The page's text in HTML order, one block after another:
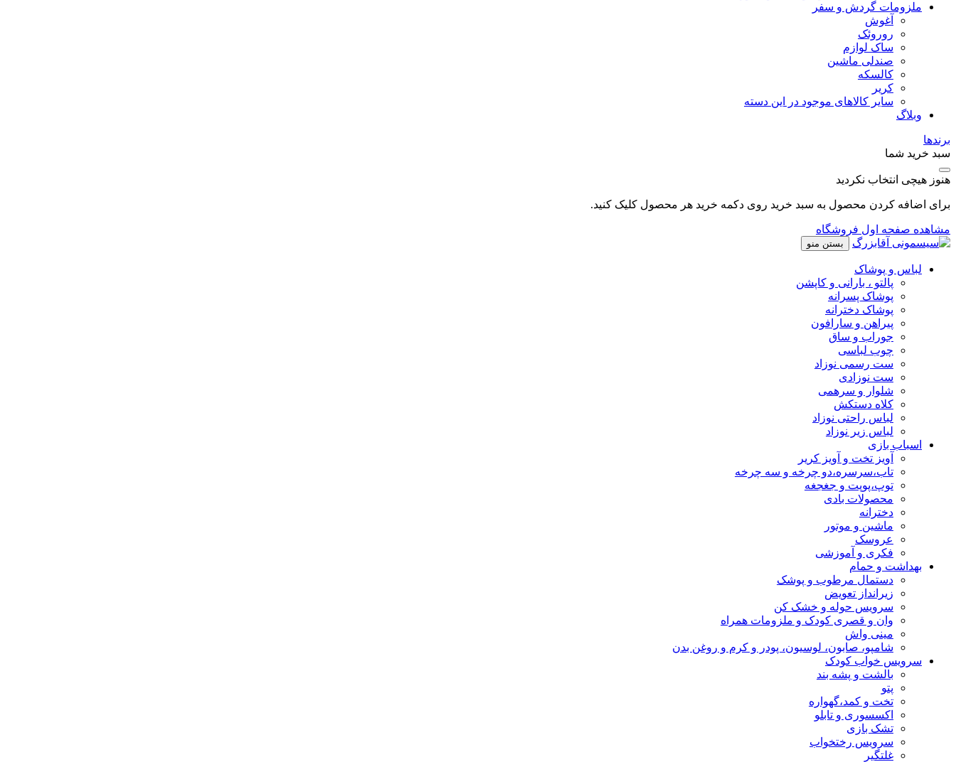
ملزومات گردش و سفر
آغوش
روروئک
ساک لوازم
صندلی ماشین
کالسکه
کریر
سایر کالاهای موجود در این دسته
وبلاگ
برندها
سبد خرید شما
هنوز هیچی انتخاب نکردید
برای اضافه کردن محصول به سبد خرید روی دکمه خرید هر محصول کلیک کنید.
مشاهده صفحه اول فروشگاه
بستن منو
لباس و پوشاک
پالتو ، بارانی و کاپشن
پوشاک پسرانه
پوشاک دخترانه
پیراهن و سارافون
جوراب و ساق
چوب لباسی
ست رسمی نوزاد
ست نوزادی
شلوار و سرهمی
کلاه دستکش
لباس راحتی نوزاد
لباس زیر نوزاد
اسباب بازی
آویز تخت و آویز کریر
تاب،سرسره،دو چرخه و سه چرخه
توپ،پوپت و جغجغه
محصولات بادی
دخترانه
ماشین و موتور
عروسک
فکری و آموزشی
بهداشت و حمام
دستمال مرطوب و پوشک
زیرانداز تعویض
سرویس حوله و خشک کن
وان و قصری کودک و ملزومات همراه
مینی واش
شامپو، صابون، لوسیون، پودر و کرم و روغن بدن
سرویس خواب کودک
بالشت و پشه بند
پتو
تخت و کمد،گهواره
اکسسوری و تابلو
تشک بازی
سرویس رختخواب
غلتگیر